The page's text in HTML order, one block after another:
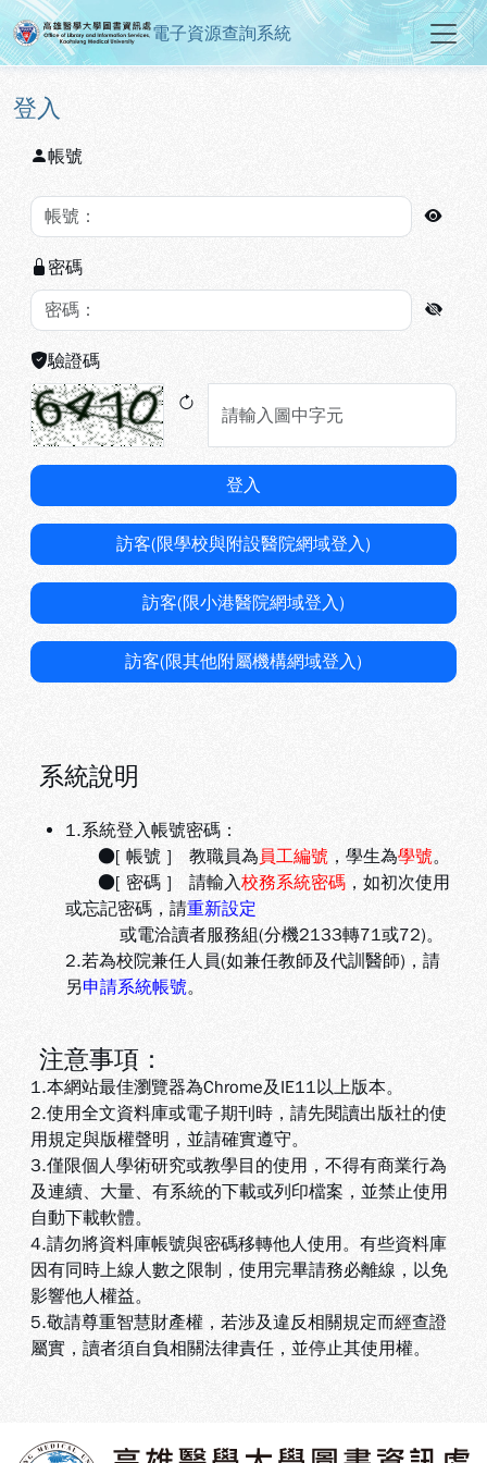
跳到主要內容
:::
高雄醫學大學圖書資訊處電子資
電子資源查詢系統
:::
登入
帳號
密碼
驗證碼
登入
訪客(限學校與附設醫院網域登入)
訪客(限小港醫院網域登入)
訪客(限其他附屬機構網域登入)
系統說明
1.系統登入帳號密碼：
●[ 帳號 ] 教職員為 員工編號 ，學生為學號。
●[ 密碼 ] 請輸入校務系統密碼 ，如初次使用
或忘記密碼，請重新設定
或電洽讀者服務組(分機2133轉71或72)。
2.若為校院兼任人員(如兼任教師及代訓醫師)，請
另申請系統帳號。
注意事項：
1.本網站最佳瀏覽器為Chrome及IE11以上版本。
2.使用全文資料庫或電子期刊時，請先閱讀出版社的使
用規定與版權聲明，並請確實遵守。
3.僅限個人學術研究或教學目的使用，不得有商業行為
及連續、大量、有系統的下載或列印檔案，並禁止使用
自動下載軟體。
4.請勿將資料庫帳號與密碼移轉他人使用。有些資料庫
因有同時上線人數之限制，使用完畢請務必離線，以免
影響他人權益。
5.敬請尊重智慧財產權，若涉及違反相關規定而經查證
屬實，讀者須自負相關法律責任，並停止其使用權。